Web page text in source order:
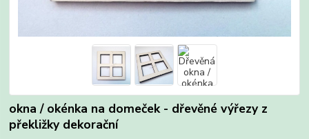
okna / okénka na domeček - dřevěné výřezy z
překližky dekorační